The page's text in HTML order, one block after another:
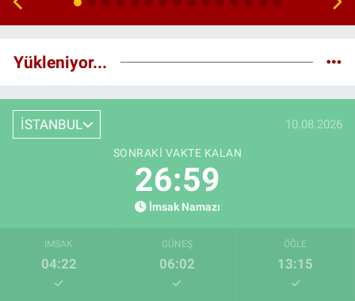
Yükleniyor...
İSTANBUL 10.08.2026
SONRAKI VAKTE KALAN
26:58
İmsak Namazı
İMSAK
04:22
GÜNEŞ
06:02
ÖĞLE
13:15